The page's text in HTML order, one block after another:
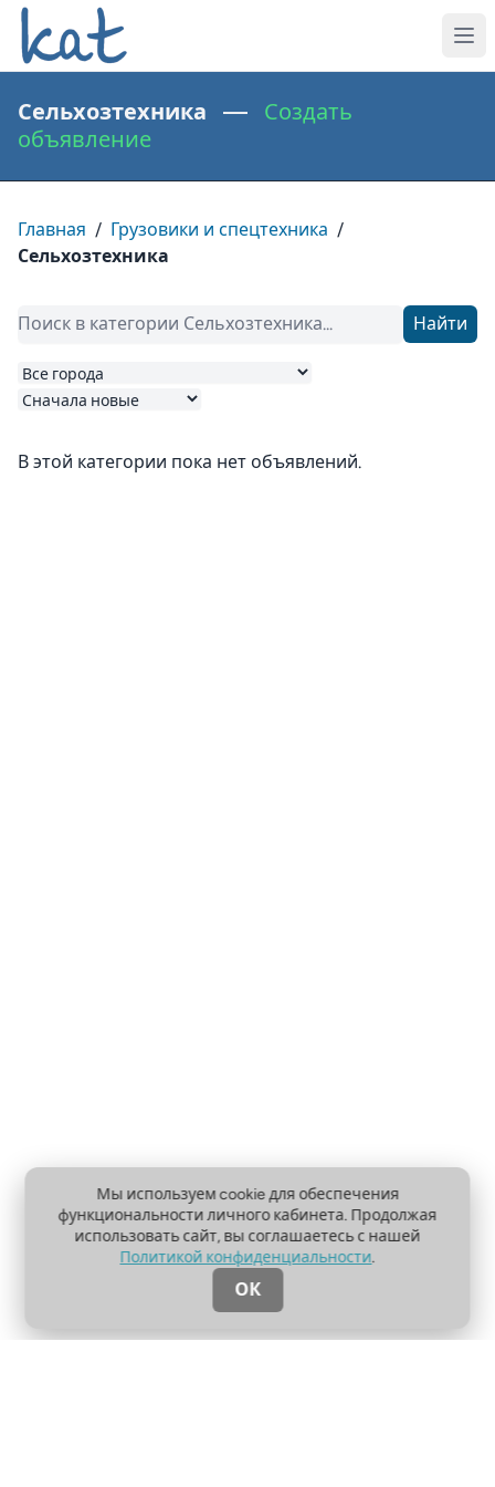
Сельхозтехника — Создать
объявление
Главная / Грузовики и спецтехника /
Сельхозтехника
Найти
В этой категории пока нет объявлений.
Мы используем cookie для обеспечения
функциональности личного кабинета. Продолжая
использовать сайт, вы соглашаетесь с нашей
Политикой конфиденциальности.
ОК